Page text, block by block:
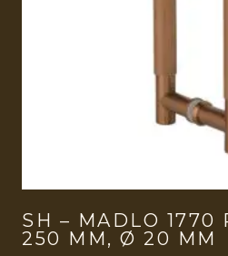
SH – MADLO 1770
250 MM, Ø 20 MM